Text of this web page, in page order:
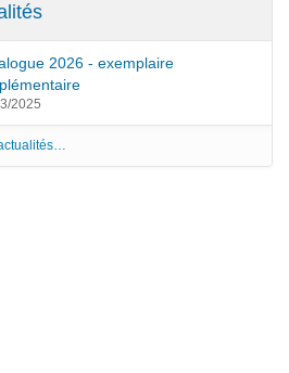
2026 - exemplaire
2025